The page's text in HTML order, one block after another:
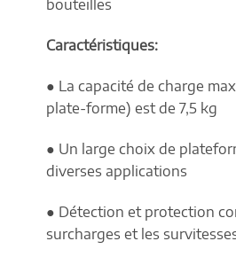
bouteilles
Caractéristiques:
● La capacité de charge
plate-forme) est de 7,5 kg
● Un large choix de
diverses applications
● Détection et protection
surcharges et les